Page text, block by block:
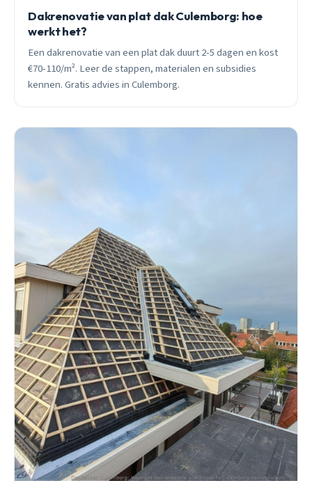
Dakrenovatie van plat dak Culemborg: hoe
werkt het?
Een dakrenovatie van een plat dak duurt 2-5 dagen en kost
€70-110/m². Leer de stappen, materialen en subsidies
kennen. Gratis advies in Culemborg.